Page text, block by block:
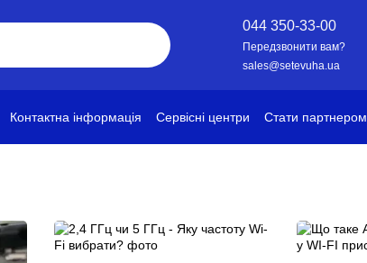
044 350-33-00
Передзвонити вам?
sales@setevuha.ua
Контактна інформація Сервісні центри
Стати партнером